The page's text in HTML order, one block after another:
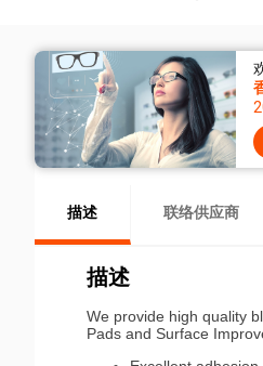
描述 联络供应商
描述
We provide high quality
Pads and Surface